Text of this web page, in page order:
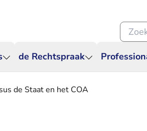
de Rechtspraak
de Staat en het COA